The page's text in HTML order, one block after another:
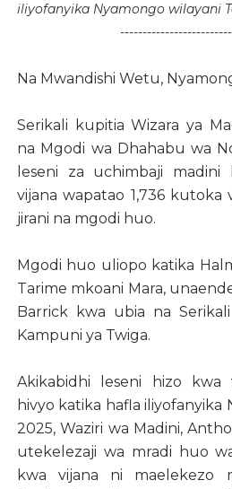
iliyofanyika Nyamongo wilayani
Na Mwandishi Wetu,
Serikali kupitia Wizara ya
na Mgodi wa Dhahabu wa
leseni za uchimbaji
vijana wapatao 1,736 kutoka
jirani na mgodi huo.
Mgodi huo uliopo katika
Tarime mkoani Mara,
Barrick kwa ubia na
Kampuni ya Twiga.
Akikabidhi leseni hizo kwa
hivyo katika hafla iliyofanyika
2025, Waziri wa Madini,
utekelezaji wa mradi huo
kwa vijana ni maelekezo